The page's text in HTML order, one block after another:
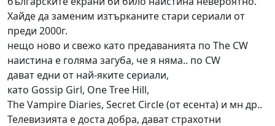
Хайде да заменим изтърканите стари сериали от
преди 2000г.
нещо ново и свежо като предаванията по The CW
наистина е голяма загуба, че я няма.. по CW
дават едни от най-яките сериали,
като Gossip Girl, One Tree Hill,
The Vampire Diaries, Secret Circle (от есента) и мн др..
Телевизията е доста добра, дават страхотни